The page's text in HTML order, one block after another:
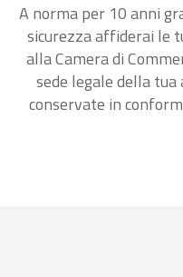
A norma per 10 anni
sicurezza affiderai le
alla Camera di
sede legale della
conservate in